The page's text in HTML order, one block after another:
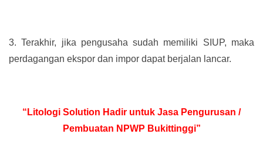
3. Terakhir, jika pengusaha sudah memiliki SIUP, maka
perdagangan ekspor dan impor dapat berjalan lancar.
“Litologi Solution Hadir untuk Jasa Pengurusan /
Pembuatan NPWP Bukittinggi”